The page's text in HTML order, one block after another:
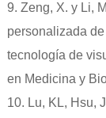
9. Zeng, X. y Li,
personalizada
tecnología de
en Medicina y
10. Lu, KL, Hsu,